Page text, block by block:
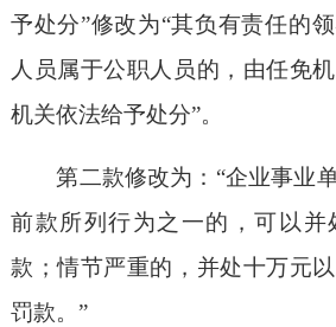
予处分”修改为“其负有责任的
人员属于公职人员的，由任免
机关依法给予处分”。
第二款修改为：“企业事业
前款所列行为之一的，可以并
款；情节严重的，并处十万元
罚款。”